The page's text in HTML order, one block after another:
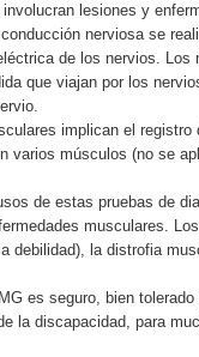
lesiones y
nerviosa se
de los nervios.
que viajan por los
implican el
varios músculos (no se
de estas pruebas de
musculares.
debilidad), la distrofia
es seguro, bien
la discapacidad, para